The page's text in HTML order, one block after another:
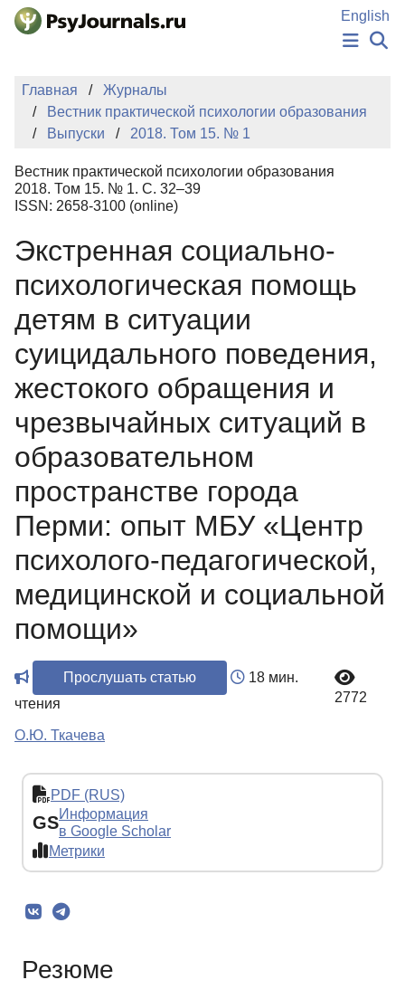
Перейти к основному содержанию
English
НОВОСТИ
ИЗДАНИЯ
АВТОРЫ
БАЗА ЗНАНИЙ
КЛЮЧЕВЫЕ СЛОВА
Регистрация
Главная
Журналы
Вестник практической психологии образования
Выпуски
2018. Том 15. № 1
Вестник практической психологии образования
2018. Том 15. № 1. С. 32–39
ISSN: 2658-3100 (online)
Экстренная социально-
психологическая помощь
детям в ситуации
суицидального поведения,
жестокого обращения и
чрезвычайных ситуаций в
образовательном
пространстве города
Перми: опыт МБУ «Центр
психолого-педагогической,
медицинской и социальной
помощи»
Прослушать статью
18 мин.
чтения
2772
О.Ю. Ткачева
PDF (RUS)
GSИнформация
в Google Scholar
Метрики
Резюме